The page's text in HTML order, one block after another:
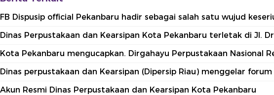
FB Dispusip official Pekanbaru hadir sebagai salah satu wujud
Dinas Perpustakaan dan Kearsipan Kota Pekanbaru terletak di Jl.
Kota Pekanbaru mengucapkan. Dirgahayu Perpustakaan Nasional
Dinas perpustakaan dan Kearsipan (Dipersip Riau) menggelar
Akun Resmi Dinas Perpustakaan dan Kearsipan Kota Pekanbaru